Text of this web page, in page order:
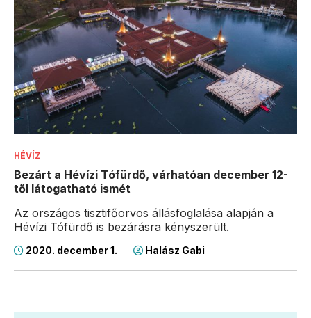
HÉVÍZ
Bezárt a Hévízi Tófürdő, várhatóan december 12-
től látogatható ismét
Az országos tisztifőorvos állásfoglalása alapján a
Hévízi Tófürdő is bezárásra kényszerült.
2020. december 1. Halász Gabi